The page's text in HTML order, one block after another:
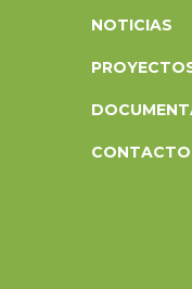
NOTICIAS
CONTACTO